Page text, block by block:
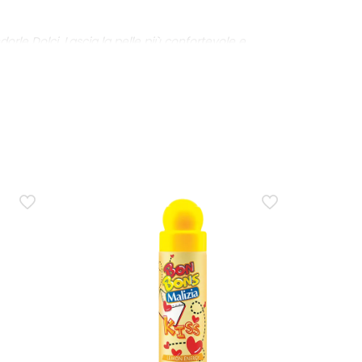
Dolci. Lascia la pelle più confortevole e
profumo dovrebbe considerare la presenza